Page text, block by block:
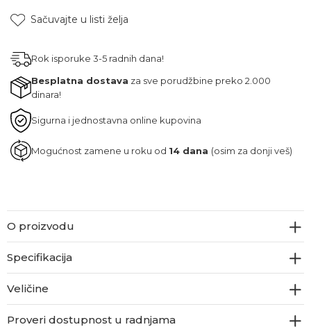
Sačuvajte u listi želja
Rok isporuke 3-5 radnih dana!
Besplatna dostava za sve porudžbine preko 2.000
dinara!
Sigurna i jednostavna online kupovina
Mogućnost zamene u roku od 14 dana (osim za donji veš)
O proizvodu
Specifikacija
Veličine
Proveri dostupnost u radnjama